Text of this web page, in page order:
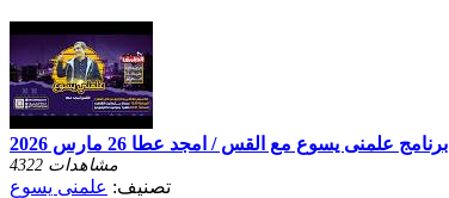
برنامج علمنى يسوع مع القس / امجد عطا 26 مارس 2026
4322 مشاهدات
تصنيف: علمنى يسوع